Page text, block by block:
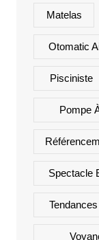
Matelas
Otomatic
Pisciniste
Pompe
Spectacle